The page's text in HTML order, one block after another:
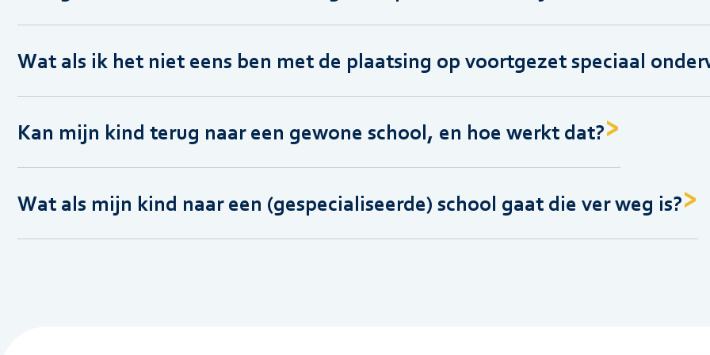
Wat als ik het niet eens ben met de plaatsing op voortgezet speciaal
Kan mijn kind terug naar een gewone school, en hoe werkt dat?
Wat als mijn kind naar een (gespecialiseerde) school gaat die ver weg is?